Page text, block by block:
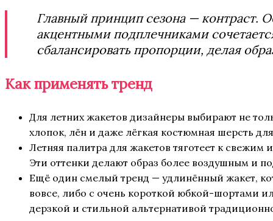
Главный принцип сезона — контраст.
акцентными подплечниками
сбалансировать пропорции, делая
Как применять тренд
Для летних жакетов дизайнеры выбирают не
хлопок, лён и даже лёгкая костюмная шерсть
Летняя палитра для жакетов тяготеет к
Эти оттенки делают образ более воздушным и
Ещё один смелый тренд — удлинённый жакет,
вовсе, либо с очень короткой юбкой-шортами
дерзкой и стильной альтернативой